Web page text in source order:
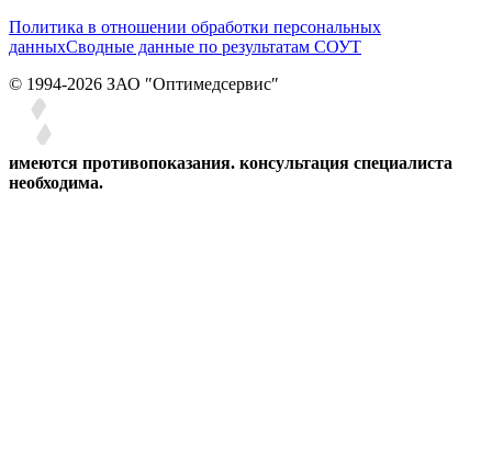
Политика в отношении обработки персональных
данныхСводные данные по результатам СОУТ
© 1994-2026 ЗАО ″Оптимедсервис″
имеются противопоказания. консультация специалиста
необходима.